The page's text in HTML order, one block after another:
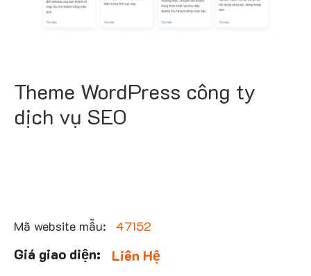
Theme WordPress công ty
dịch vụ SEO
Mã website mẫu: 47152
Liên Hệ